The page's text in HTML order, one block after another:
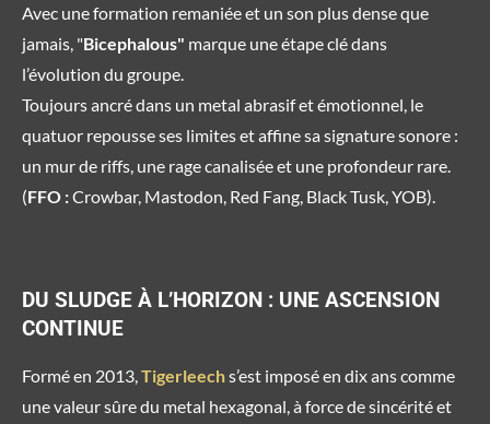
Avec une formation remaniée et un son plus dense que
jamais, "Bicephalous" marque une étape clé dans
l’évolution du groupe.
Toujours ancré dans un metal abrasif et émotionnel, le
quatuor repousse ses limites et affine sa signature sonore :
un mur de riffs, une rage canalisée et une profondeur rare.
(FFO :Crowbar, Mastodon, Red Fang, Black Tusk, YOB).
DU SLUDGE À L’HORIZON : UNE ASCENSION
CONTINUE
Formé en 2013, Tigerleechs’est imposé en dix ans comme
une valeur sûre du metal hexagonal, à force de sincérité et